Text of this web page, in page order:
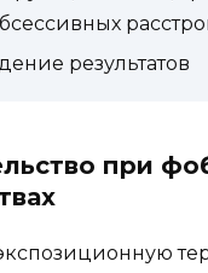
результатов
при